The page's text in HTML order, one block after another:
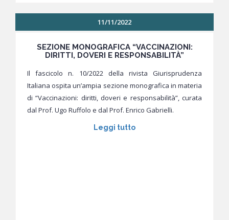
11/11/2022
SEZIONE MONOGRAFICA “VACCINAZIONI:
DIRITTI, DOVERI E RESPONSABILITÀ”
Il fascicolo n. 10/2022 della rivista Giurisprudenza
Italiana ospita un’ampia sezione monografica in materia
di “Vaccinazioni: diritti, doveri e responsabilità”, curata
dal Prof. Ugo Ruffolo e dal Prof. Enrico Gabrielli.
Leggi tutto